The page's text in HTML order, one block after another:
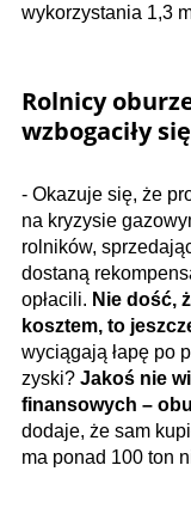
wykorzystania 1,3
Rolnicy
wzbogaciły
- Okazuje się, że
na kryzysie
rolników,
dostaną
opłacili. Nie dość,
kosztem, to
wyciągają łapę po
zyski? Jakoś nie
finansowych –
dodaje, że sam
ma ponad 100 ton